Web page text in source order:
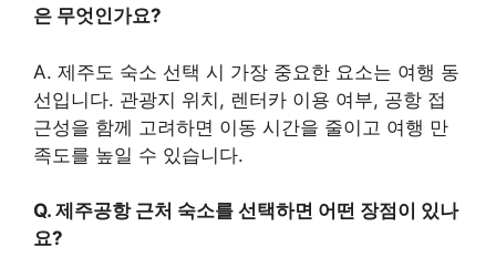
은 무엇인가요?
A. 제주도 숙소 선택 시 가장 중요한 요소는 여행 동
선입니다. 관광지 위치, 렌터카 이용 여부, 공항 접
근성을 함께 고려하면 이동 시간을 줄이고 여행 만
족도를 높일 수 있습니다.
Q. 제주공항 근처 숙소를 선택하면 어떤 장점이 있나
요?